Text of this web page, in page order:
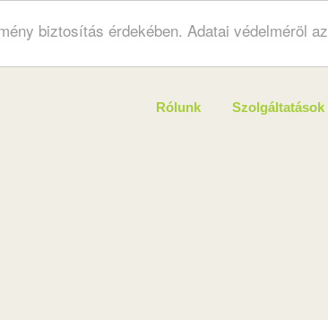
biztosítás érdekében. Adatai védelméröl az
Rólunk Szolgáltatások